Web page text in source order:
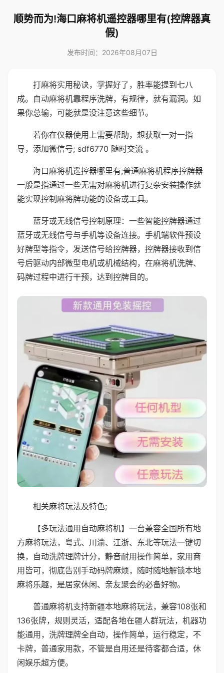
顺势而为!海口麻将机遥控器哪里有(控牌器真
假)
发布时间：2026年08月07日
打麻将实用秘诀，掌握好了，胜率能提到七八
成。自动麻将机靠程序洗牌，有规律，就有漏洞。如
果你总输，可能就是没注意这些细节。
若你在仪器使用上需要帮助，想获取一对一指
导，添加微信号; sdf6770 随时交流 。
海口麻将机遥控器哪里有;普通麻将机程序控牌器
一般是指通过一些无需对麻将机进行复杂安装操作就
能实现控制麻将牌功能的设备或工具。
蓝牙或无线信号控制原理：一些智能控牌器通过
蓝牙或无线信号与手机等设备连接。手机端软件预设
好牌型等指令，发送信号给控牌器，控牌器接收到信
号后驱动内部微型电机或机械结构，在麻将机洗牌、
码牌过程中进行干预，达到控牌目的。
相关麻将玩法及特色;
【多玩法通用自动麻将机】一台兼容全国所有地
方麻将玩法，粤式、川渝、江浙、东北等玩法一键切
换，自动洗牌理牌计分，静音耐用操作简单，家用商
用皆可，彻底告别手动码牌麻烦，随时随地解锁本地
麻将乐趣，是居家休闲、亲友聚会的必备好物。
普通麻将机支持新疆本地麻将玩法，兼容108张和
136张牌，规则灵活，适配各地在疆人群玩法，机器功
能通用，洗牌理牌全自动，操作简单，运行稳定，不
卡牌，普通家用款，不管是自用还是待客都合适，休
闲娱乐超方便。